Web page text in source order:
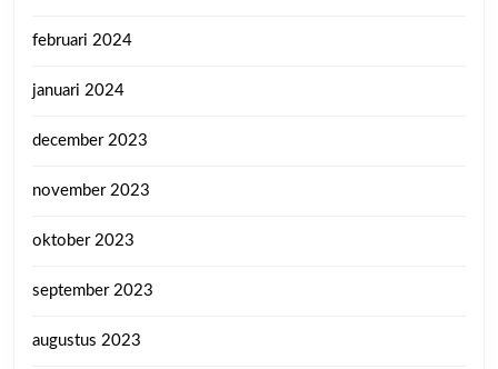
februari 2024
januari 2024
december 2023
november 2023
oktober 2023
september 2023
augustus 2023